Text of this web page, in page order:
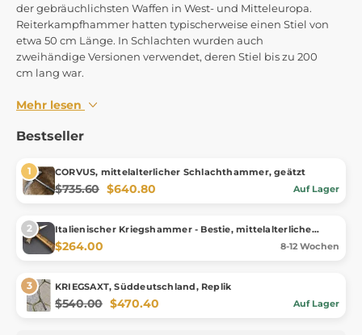
der gebräuchlichsten Waffen in West- und Mitteleuropa.
Reiterkampfhammer hatten typischerweise einen Stiel von
etwa 50 cm Länge. In Schlachten wurden auch
zweihändige Versionen verwendet, deren Stiel bis zu 200
cm lang war.
Mehr lesen
Bestseller
CORVUS, mittelalterlicher Schlachthammer, geätzt
$735.60 $640.80 Auf Lager
Italienischer Kriegshammer - Bestie, mittelalterliche
Nachbildung aus dem 14. Jahrhundert, Da Carrara
$264.00 8-12 Wochen
KRIEGSAXT, Süddeutschland, Replik
$540.00 $470.40 Auf Lager